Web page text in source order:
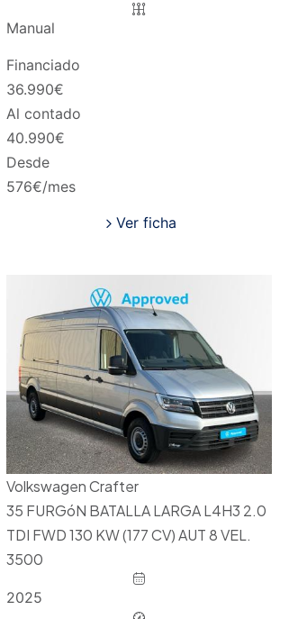
Manual
Financiado
36.990€
Al contado
40.990€
Desde
576€/mes
Ver ficha
Volkswagen Crafter
35 FURGóN BATALLA LARGA L4H3 2.0
TDI FWD 130 KW (177 CV) AUT 8 VEL.
3500
2025